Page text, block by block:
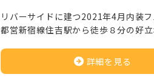
リバーサイドに建つ2021年4月内装
都営新宿線住吉駅から徒歩８分の
詳細を見る